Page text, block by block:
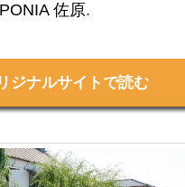
佐原.
ジナルサイトで読む